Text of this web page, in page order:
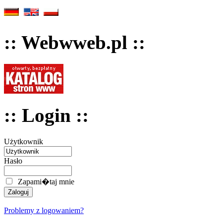
:: Webwweb.pl ::
:: Login ::
Użytkownik
Hasło
Zapami�taj mnie
Problemy z logowaniem?